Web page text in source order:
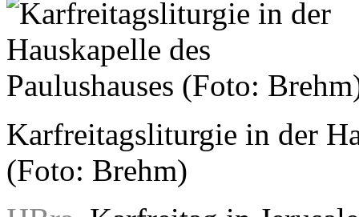
Karfreitagsliturgie in der
(Foto: Brehm)